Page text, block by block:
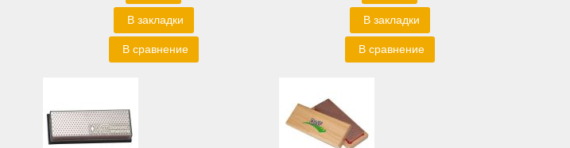
В закладки
В сравнение
В закладки
В сравнение